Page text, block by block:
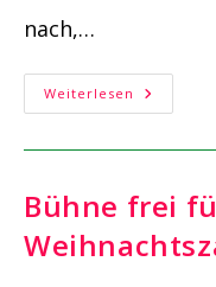
nach,…
Weiterlesen Wenn
Sich
Einige
Gedanken
Bühne frei